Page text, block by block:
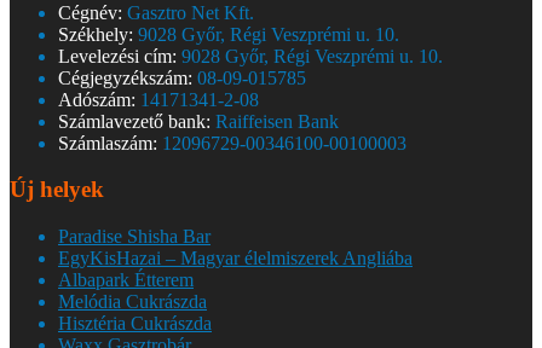
Cégnév: Gasztro Net Kft.
Székhely: 9028 Győr, Régi Veszprémi u. 10.
Levelezési cím: 9028 Győr, Régi Veszprémi u. 10.
Cégjegyzékszám: 08-09-015785
Adószám: 14171341-2-08
Számlavezető bank: Raiffeisen Bank
Számlaszám: 12096729-00346100-00100003
Új helyek
Paradise Shisha Bar
EgyKisHazai – Magyar élelmiszerek Angliába
Albapark Étterem
Melódia Cukrászda
Hisztéria Cukrászda